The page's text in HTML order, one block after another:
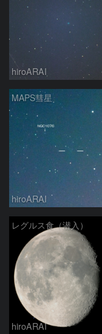
hiroARAI
MAPS彗星
hiroARAI
レグルス食（潜入）
hiroARAI